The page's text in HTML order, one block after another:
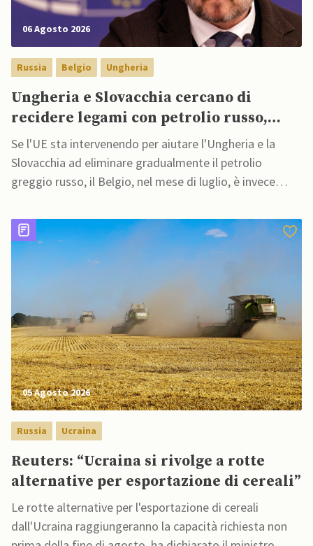
06 Agosto 2026
Russia Belgio Ungheria
Ungheria e Slovacchia cercano di
recidere legami con petrolio russo,
mentre Belgio aumenta dipendenza da
GNL russo
Se l'UE sta intervenendo per aiutare l'Ungheria e la
Slovacchia ad eliminare gradualmente il petrolio
greggio russo, il Belgio, nel mese di luglio, è invece
le importazioni di gas naturale liquefatto
05 Agosto 2026
Russia Ucraina
Reuters: “Ucraina si rivolge a rotte
alternative per esportazione di cereali”
Le rotte alternative per l'esportazione di cereali
dall'Ucraina raggiungeranno la capacità richiesta non